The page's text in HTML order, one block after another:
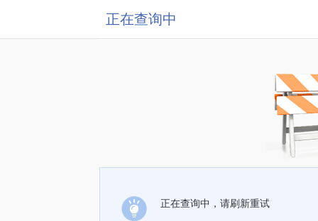
正在查询中
正在查询中，请刷新重试